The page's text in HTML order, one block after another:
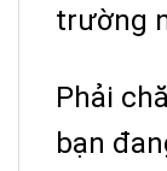
trường
Phải
bạn